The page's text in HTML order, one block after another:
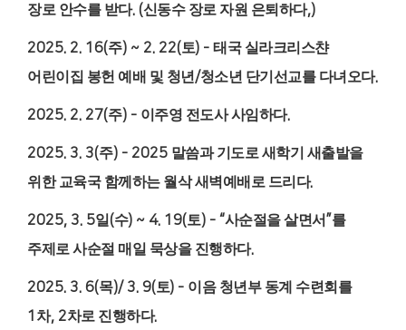
장로 안수를 받다. (신동수 장로 자원 은퇴하다,)
2025. 2. 16(주) ~ 2. 22(토) - 태국 실라크리스챤
어린이집 봉헌 예배 및 청년/청소년 단기선교를 다녀오다.
2025. 2. 27(주) - 이주영 전도사 사임하다.
2025. 3. 3(주) - 2025 말씀과 기도로 새학기 새출발을
위한 교육국 함께하는 월삭 새벽예배로 드리다.
2025, 3. 5일(수) ~ 4. 19(토) - “사순절을 살면서”를
주제로 사순절 매일 묵상을 진행하다.
2025. 3. 6(목)/ 3. 9(토) - 이음 청년부 동계 수련회를
1 차, 2차로 진행하다.